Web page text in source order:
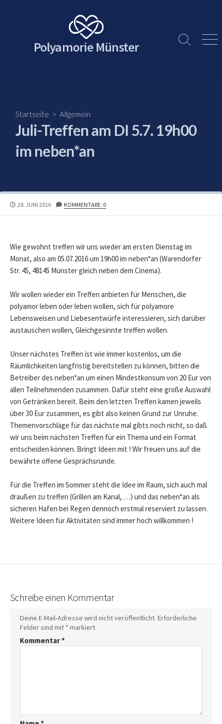
Polyamorie Münster
Search
Startseite > Allgemein
Juli-Treffen am DI 5.7. 19h00
im neben*an
PUBLISHED
28. JUNI 2016 KOMMENTARE: 0
Wie gewohnt treffen wir uns wieder am ersten Dienstag im
Monat, also am 05.07.2016 um 19h00 im neben*an (Warendorfer
Str. 45, 48145 Münster gleich neben dem Cinema).
Wir wollen wieder ein Treffen anbieten für Menschen, die
polyamor leben oder leben wollen, sich für polyamore
Lebensweisen und Liebesentwürfe interessieren, sich darüber
austauschen wollen, Gleichgesinnte treffen wollen.
Unser nächstes Treffen ist wie immer kostenlos, um die
Räumlichkeiten langfristig bereitstellen zu können, bitten die
Betreiber des neben*an um einen Mindestkonsum von 20 Eur von
allen Teilnehmenden zusammen. Dafür steht eine große Auswahl
von Getränken bereit. Beim den letzten Treffen kamen jeweils
über 30 Eur zusammen, es gibt also keinen Grund zur Unruhe.
Themenvorschläge für das nächste mal gibts noch nicht, so daß
wir uns beim nächsten Treffen für ein Thema und ein Format
entscheiden können. Bringt Ideen mit ! Wir freuen uns auf die
bewährte offene Gesprächsrunde.
Für die Treffen im Sommer steht die Idee im Raum, sich auch mal
draußen zu treffen (Grillen am Kanal, …) und das neben*an als
sicheren Hafen bei Regen dennoch erstmal reserviert zu lassen.
Weitere Ideen für Aktivitäten sind immer hoch willkommen !
Schreibe einen Kommentar
Deine E-Mail-Adresse wird nicht veröffentlicht. Erforderliche
Felder sind mit * markiert
Kommentar*